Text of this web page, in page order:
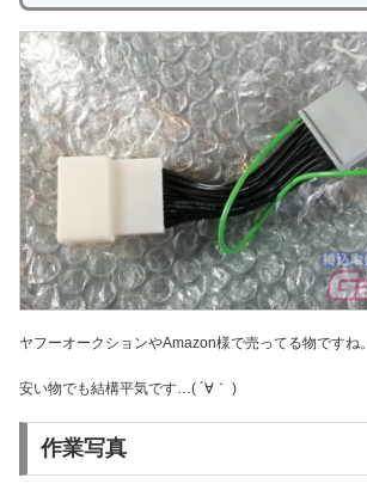
ヤフーオークションやAmazon様で売ってる物ですね。
安い物でも結構平気です…( ´∀｀ )
作業写真